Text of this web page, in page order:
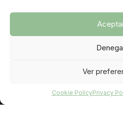
Ver
Cookie PolicyPrivacy
AVENTURA PALENTINA